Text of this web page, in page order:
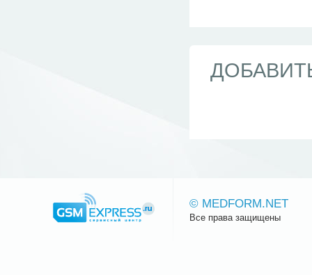
© MEDFORM.NET
Все права защищены